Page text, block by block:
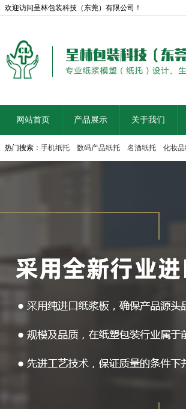
欢迎访问呈林包装科技（东莞）有限公司！
网站首页 产品展示 关于我们
热门搜索： 手机纸托 数码产品纸托 名酒纸托 化妆